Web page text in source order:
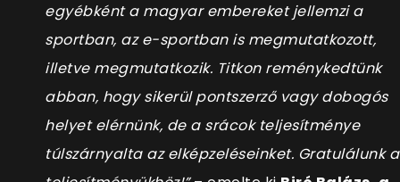
egyébként a magyar embereket jellemzi a
sportban, az e-sportban is megmutatkozott,
illetve megmutatkozik. Titkon reménykedtünk
abban, hogy sikerül pontszerző vagy dobogós
helyet elérnünk, de a srácok teljesítménye
túlszárnyalta az elképzeléseinket. Gratulálunk a